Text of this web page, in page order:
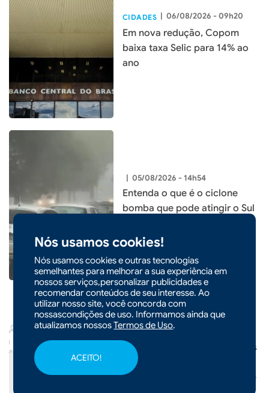
Nós usamos cookies!
Nós usamos cookies e outras tecnologias
semelhantes para melhorar a sua experiência em
nossos serviços,personalizar publicidades e
recomendar conteúdos de seu interesse. Ao
utilizar nosso site, você concorda com
nossascondições de uso. Informamos ainda que
atualizamos nossosTermos de Uso.
ACEITO!
CIDADES | 06/08/2026 - 09h20
Em nova redução, Copom
baixa taxa Selic para 14% ao
ano
| 05/08/2026 - 14h54
Entenda o que é o ciclone
bomba que pode atingir o Sul
| 05/08/2026 - 09h19
Frente fria provoca temporais
e mantém risco de chuva
intensa em Santa Catarina até